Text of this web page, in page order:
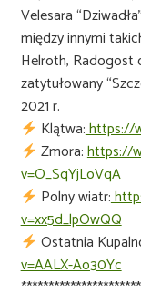
Velesara
między innymi
Helroth, Radogost
zatytułowany
2021 r.
Klątwa:https://
Zmora:https://
v=O_SqYjLoVqA
Polny wiatr:
v=xx5d_lpOwQQ
Ostatnia
v=AALX-Ao30Yc